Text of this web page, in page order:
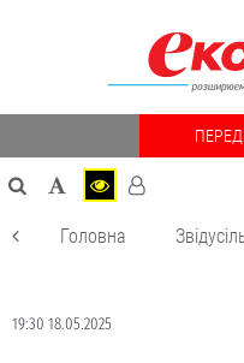
Головна
19:30 18.05.2025